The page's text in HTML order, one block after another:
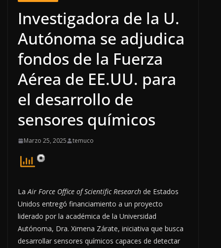
Investigadora de la U.
Autónoma se adjudica
fondos de la Fuerza
Aérea de EE.UU. para
el desarrollo de
sensores químicos
Marzo 25, 2025 temuco
LaAir Force Office of Scientific Research de Estados
Unidos entregó financiamiento a un proyecto
liderado por la académica de la Universidad
Autónoma, Dra. Ximena Zárate, iniciativa que busca
desarrollar sensores químicos capaces de detectar